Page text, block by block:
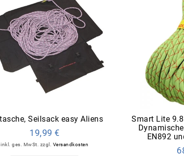
Seilsack easy Aliens
19,99 €
inkl. ges. MwSt. zzgl. Versandkosten
Smart Lite
EN892